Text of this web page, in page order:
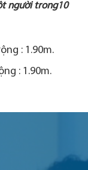
người trong10
: 1.90m.
: 1.90m.